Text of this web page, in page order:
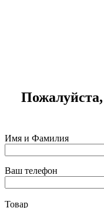
Имя и Фамилия
Ваш телефон
Товар